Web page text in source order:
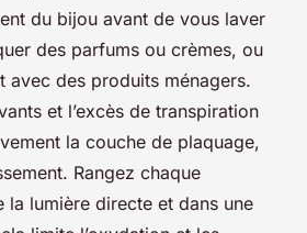
du bijou avant de vous laver
des parfums ou crèmes, ou
avec des produits ménagers.
et l’excès de transpiration
la couche de plaquage,
Rangez chaque
la lumière directe et dans une